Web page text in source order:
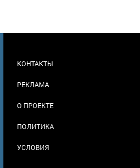
В
КОНТАКТЫ
РЕКЛАМА
О ПРОЕКТЕ
ПОЛИТИКА
УСЛОВИЯ